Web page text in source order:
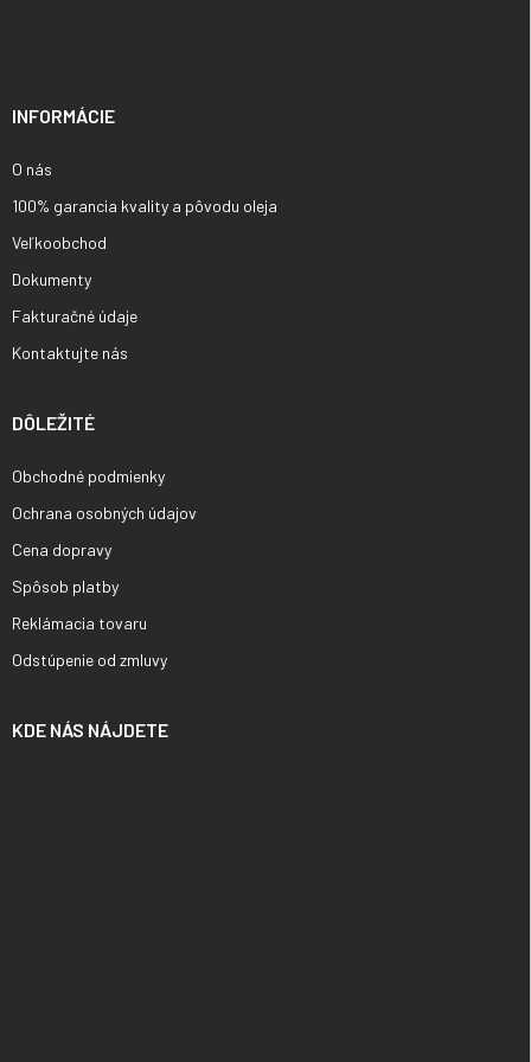
INFORMÁCIE
O nás
100% garancia kvality a pôvodu oleja
Veľkoobchod
Dokumenty
Fakturačné údaje
Kontaktujte nás
DÔLEŽITÉ
Obchodné podmienky
Ochrana osobných údajov
Cena dopravy
Spôsob platby
Reklámacia tovaru
Odstúpenie od zmluvy
KDE NÁS NÁJDETE